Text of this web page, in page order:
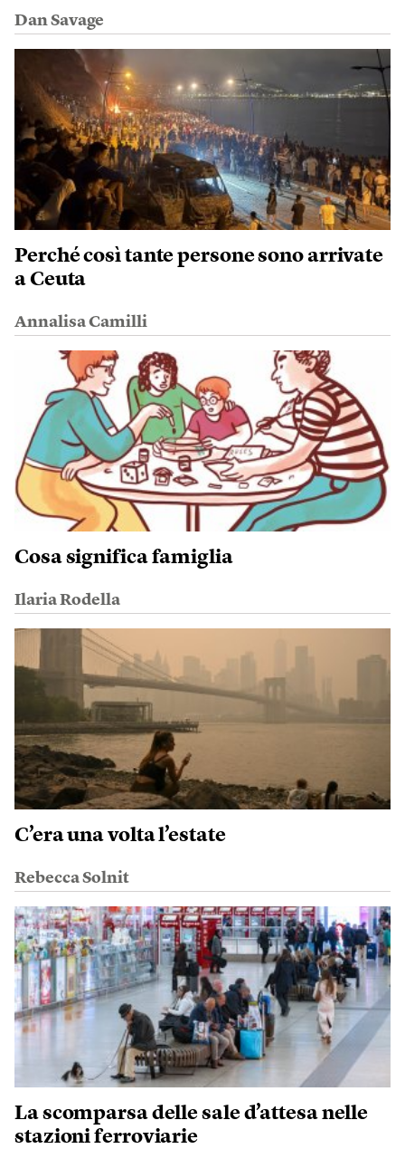
Dan Savage
Perché così tante persone sono arrivate
a Ceuta
Annalisa Camilli
Cosa significa famiglia
Ilaria Rodella
C’era una volta l’estate
Rebecca Solnit
La scomparsa delle sale d’attesa nelle
stazioni ferroviarie